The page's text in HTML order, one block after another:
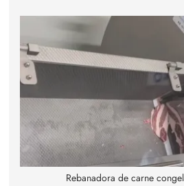
Rebanadora de carne